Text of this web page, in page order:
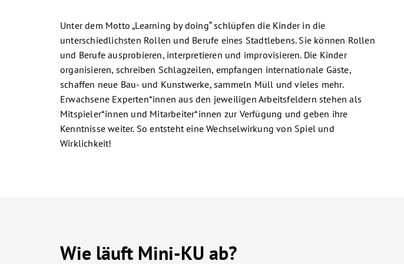
Unter dem Motto „Learning by doing“ schlüpfen die Kinder in die
unterschiedlichsten Rollen und Berufe eines Stadtlebens. Sie können Rollen
und Berufe ausprobieren, interpretieren und improvisieren. Die Kinder
organisieren, schreiben Schlagzeilen, empfangen internationale Gäste,
schaffen neue Bau- und Kunstwerke, sammeln Müll und vieles mehr.
Erwachsene Experten*innen aus den jeweiligen Arbeitsfeldern stehen als
Mitspieler*innen und Mitarbeiter*innen zur Verfügung und geben ihre
Kenntnisse weiter. So entsteht eine Wechselwirkung von Spiel und
Wirklichkeit!
Wie läuft Mini-KU ab?